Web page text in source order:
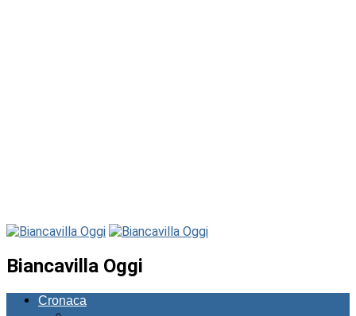
Biancavilla Oggi
Cronaca